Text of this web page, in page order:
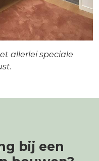
allerlei speciale
bij een